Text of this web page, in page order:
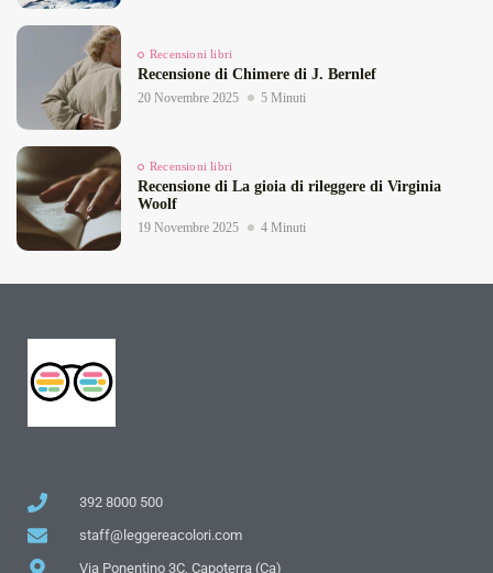
Recensioni libri
Recensione di Chimere di J. Bernlef
20 Novembre 2025 5 Minuti
Recensioni libri
Recensione di La gioia di rileggere di Virginia
Woolf
19 Novembre 2025 4 Minuti
392 8000 500
staff@leggereacolori.com
Via Ponentino 3C, Capoterra (Ca)